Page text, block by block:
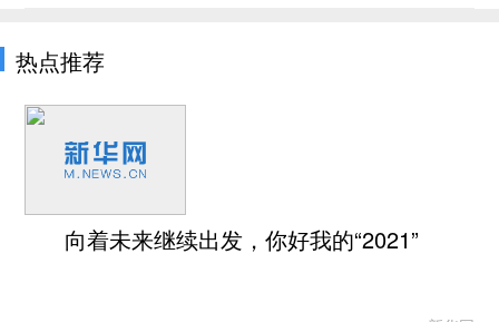
热点推荐
向着未来继续出发，你好我的“2021”